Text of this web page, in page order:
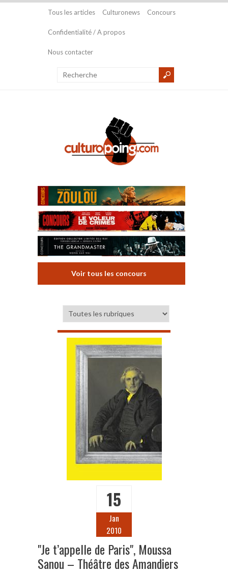
Tous les articles Culturonews Concours
Confidentialité / A propos
Nous contacter
Voir tous les concours
15
Jan
2010
"Je t’appelle de Paris", Moussa
Sanou – Théâtre des Amandiers